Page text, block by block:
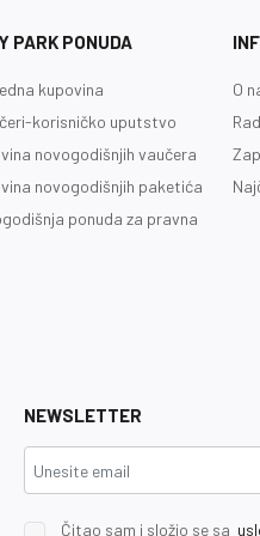
PARK PONUDA
kupovina
korisničko uputstvo
novogodišnjih vaučera
novogodišnjih paketića
ponuda za pravna
O
NEWSLETTER
Čitao sam i složio se sa